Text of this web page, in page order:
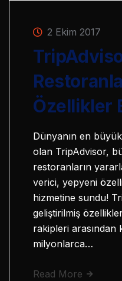
2 Ekim 2017
Özellikler
Dünyanın en
olan TripAdvisor,
restoranların
verici, yepyeni
hizmetine sundu!
geliştirilmiş
rakipleri arasından
milyonlarca…
Read More